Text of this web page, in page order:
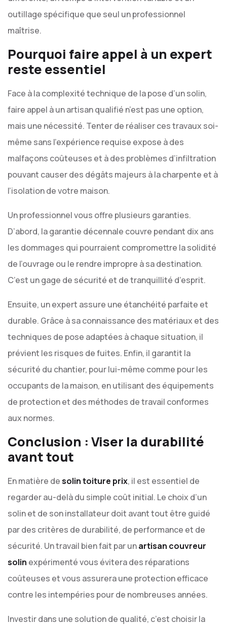
outillage spécifique que seul un professionnel
maîtrise.
Pourquoi faire appel à un expert
reste essentiel
Face à la complexité technique de la pose d’un solin,
faire appel à un artisan qualifié n’est pas une option,
mais une nécessité. Tenter de réaliser ces travaux soi-
même sans l’expérience requise expose à des
malfaçons coûteuses et à des problèmes d’infiltration
pouvant causer des dégâts majeurs à la charpente et à
l’isolation de votre maison.
Un professionnel vous offre plusieurs garanties.
D’abord, la garantie décennale couvre pendant dix ans
les dommages qui pourraient compromettre la solidité
de l’ouvrage ou le rendre impropre à sa destination.
C’est un gage de sécurité et de tranquillité d’esprit.
Ensuite, un expert assure une étanchéité parfaite et
durable. Grâce à sa connaissance des matériaux et des
techniques de pose adaptées à chaque situation, il
prévient les risques de fuites. Enfin, il garantit la
sécurité du chantier, pour lui-même comme pour les
occupants de la maison, en utilisant des équipements
de protection et des méthodes de travail conformes
aux normes.
Conclusion : Viser la durabilité
avant tout
En matière desolin toiture prix, il est essentiel de
regarder au-delà du simple coût initial. Le choix d’un
solin et de son installateur doit avant tout être guidé
par des critères de durabilité, de performance et de
sécurité. Un travail bien fait par unartisan couvreur
solin expérimenté vous évitera des réparations
coûteuses et vous assurera une protection efficace
contre les intempéries pour de nombreuses années.
Investir dans une solution de qualité, c’est choisir la